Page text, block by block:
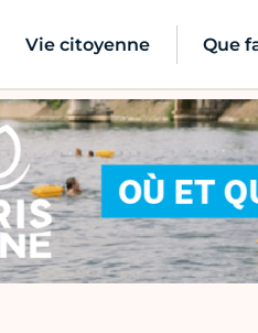
Vie citoyenne Que